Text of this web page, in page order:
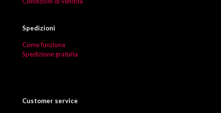
Spedizioni
Come funziona
Spedizione gratuita
Customer service